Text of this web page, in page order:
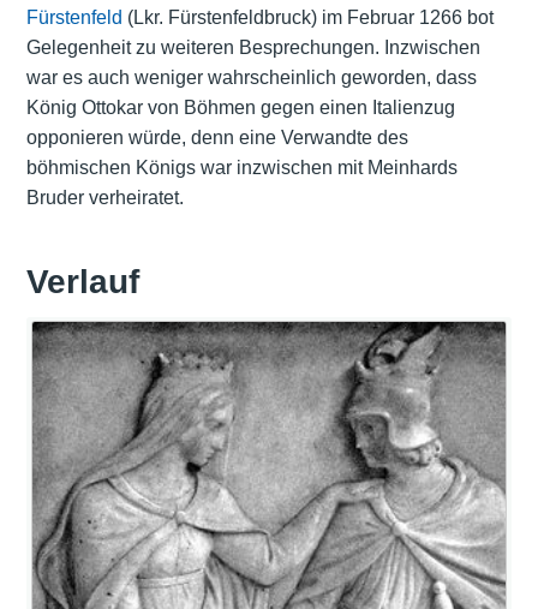
Fürstenfeld (Lkr. Fürstenfeldbruck) im Februar 1266 bot
Gelegenheit zu weiteren Besprechungen. Inzwischen
war es auch weniger wahrscheinlich geworden, dass
König Ottokar von Böhmen gegen einen Italienzug
opponieren würde, denn eine Verwandte des
böhmischen Königs war inzwischen mit Meinhards
Bruder verheiratet.
Verlauf